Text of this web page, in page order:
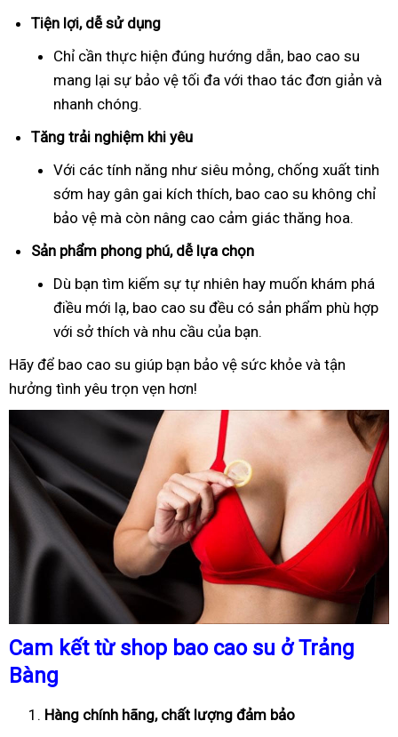
Tiện lợi, dễ sử dụng
Chỉ cần thực hiện đúng hướng dẫn, bao cao su
mang lại sự bảo vệ tối đa với thao tác đơn giản và
nhanh chóng.
Tăng trải nghiệm khi yêu
Với các tính năng như siêu mỏng, chống xuất tinh
sớm hay gân gai kích thích, bao cao su không chỉ
bảo vệ mà còn nâng cao cảm giác thăng hoa.
Sản phẩm phong phú, dễ lựa chọn
Dù bạn tìm kiếm sự tự nhiên hay muốn khám phá
điều mới lạ, bao cao su đều có sản phẩm phù hợp
với sở thích và nhu cầu của bạn.
Hãy để bao cao su giúp bạn bảo vệ sức khỏe và tận
hưởng tình yêu trọn vẹn hơn!
Cam kết từ shop bao cao su ở Trảng
Bàng
Hàng chính hãng, chất lượng đảm bảo